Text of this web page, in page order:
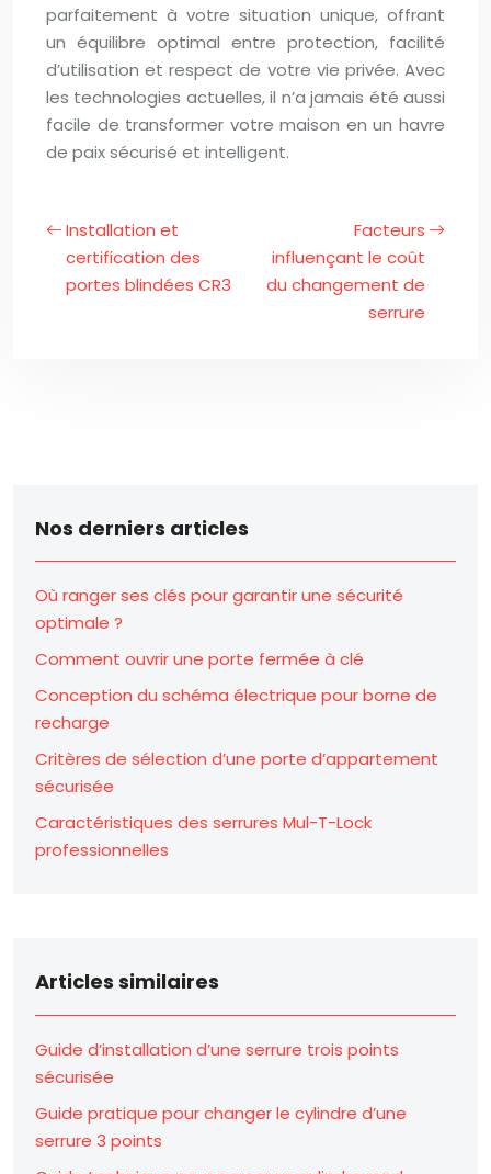
parfaitement à votre situation unique, offrant
un équilibre optimal entre protection, facilité
d’utilisation et respect de votre vie privée. Avec
les technologies actuelles, il n’a jamais été aussi
facile de transformer votre maison en un havre
de paix sécurisé et intelligent.
Installation et
certification des
portes blindées CR3
Facteurs
influençant le coût
du changement de
serrure
Nos derniers articles
Où ranger ses clés pour garantir une sécurité
optimale ?
Comment ouvrir une porte fermée à clé
Conception du schéma électrique pour borne de
recharge
Critères de sélection d’une porte d’appartement
sécurisée
Caractéristiques des serrures Mul-T-Lock
professionnelles
Articles similaires
Guide d’installation d’une serrure trois points
sécurisée
Guide pratique pour changer le cylindre d’une
serrure 3 points